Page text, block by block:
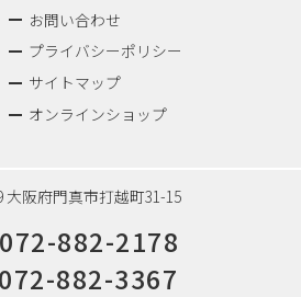
お問い合わせ
プライバシーポリシー
サイトマップ
オンラインショップ
大阪府門真市打越町31-15
072-882-2178
882-3367